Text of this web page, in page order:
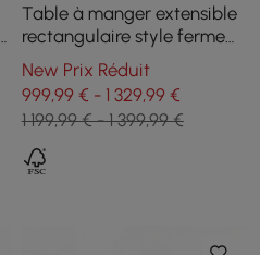
Table à manger extensible
rectangulaire style ferme
200–240 cm gris béton,
pour 6–8 personnes
New Prix Réduit
999,99 € - 1 329,99 €
1 199,99 € - 1 399,99 €